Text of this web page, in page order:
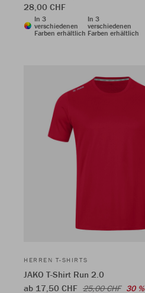
28,00 CHF
In 3
verschiedenen
Farben erhältlich
In 3
verschiedenen
Farben erhältlich
HERREN T-SHIRTS
JAKO T-Shirt Run 2.0
ab 17,50 CHF 25,00 CHF 30 %